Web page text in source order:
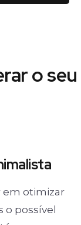
o seu
em otimizar
o possível